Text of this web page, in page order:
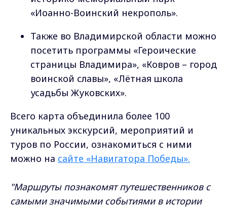
«Иоанно-Воинский некрополь».
Также во Владимирской области можно
посетить программы «Героические
страницы Владимира», «Ковров – город
воинской славы», «Лётная школа
усадьбы Жуковских».
Всего карта объединила более 100
уникальных экскурсий, мероприятий и
туров по России, ознакомиться с ними
можно на сайте «Навигатора Победы».
"Маршруты познакомят путешественников с
самыми значимыми событиями в истории